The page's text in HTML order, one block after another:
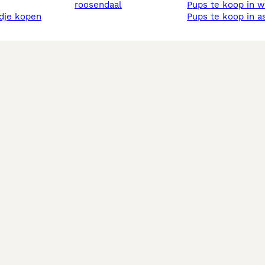
kopen
roosendaal
pups te koop in
pups te koop in